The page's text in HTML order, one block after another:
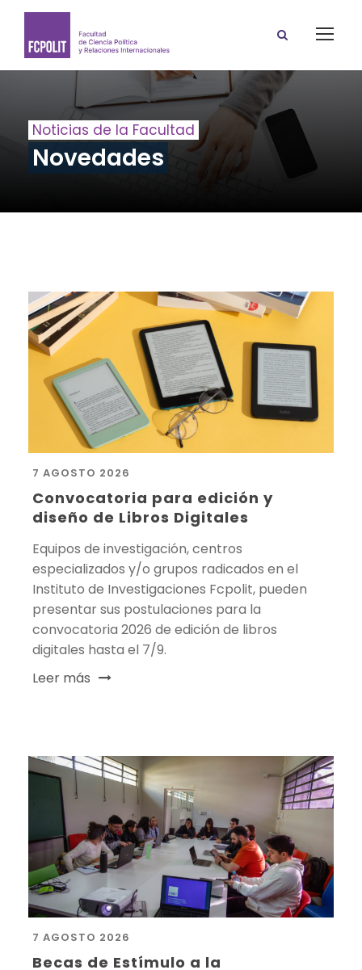
Noticias de la Facultad
Novedades
7 AGOSTO 2026
Convocatoria para edición y
diseño de Libros Digitales
Equipos de investigación, centros
especializados y/o grupos radicados en el
Instituto de Investigaciones Fcpolit, pueden
presentar sus postulaciones para la
convocatoria 2026 de edición de libros
digitales hasta el 7/9.
Leer más
7 AGOSTO 2026
Becas de Estímulo a la